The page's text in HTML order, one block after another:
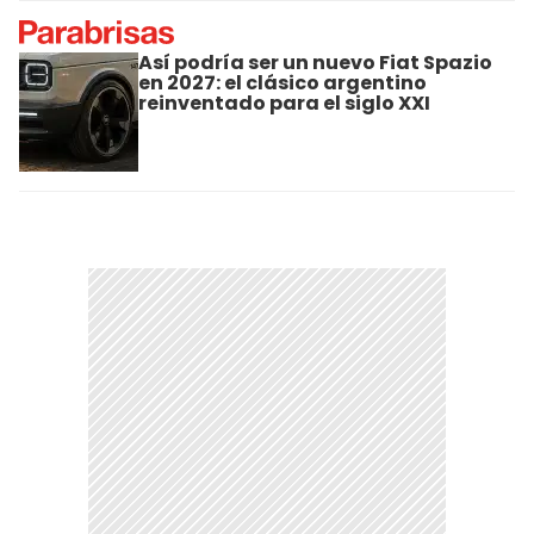
Así podría ser un nuevo Fiat Spazio
en 2027: el clásico argentino
reinventado para el siglo XXI